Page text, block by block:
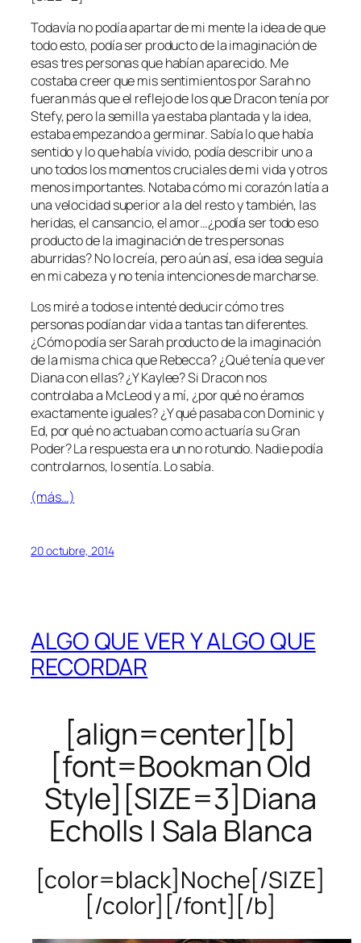
Todavía no podía apartar de mi mente la idea de que
todo esto, podía ser producto de la imaginación de
esas tres personas que habían aparecido. Me
costaba creer que mis sentimientos por Sarah no
fueran más que el reflejo de los que Dracon tenía por
Stefy, pero la semilla ya estaba plantada y la idea,
estaba empezando a germinar. Sabía lo que había
sentido y lo que había vivido, podía describir uno a
uno todos los momentos cruciales de mi vida y otros
menos importantes. Notaba cómo mi corazón latía a
una velocidad superior a la del resto y también, las
heridas, el cansancio, el amor…¿podía ser todo eso
producto de la imaginación de tres personas
aburridas? No lo creía, pero aún así, esa idea seguía
en mi cabeza y no tenía intenciones de marcharse.
Los miré a todos e intenté deducir cómo tres
personas podían dar vida a tantas tan diferentes.
¿Cómo podía ser Sarah producto de la imaginación
de la misma chica que Rebecca? ¿Qué tenía que ver
Diana con ellas? ¿Y Kaylee? Si Dracon nos
controlaba a McLeod y a mí, ¿por qué no éramos
exactamente iguales? ¿Y qué pasaba con Dominic y
Ed, por qué no actuaban como actuaría su Gran
Poder? La respuesta era un no rotundo. Nadie podía
controlarnos, lo sentía. Lo sabía.
(más…)
20 octubre, 2014
ALGO QUE VER Y ALGO QUE
RECORDAR
[align=center][b]
[font=Bookman Old
Style][SIZE=3]Diana
Echolls | Sala Blanca
[color=black]Noche[/SIZE]
[/color][/font][/b]